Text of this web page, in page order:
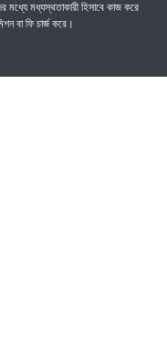
মধ্যস্থতাকারী হিসাবে কাজ করে
বা ফি চার্জ করে।